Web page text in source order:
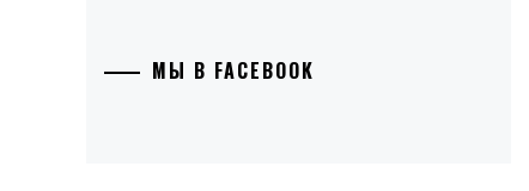
МЫ В FACEBOOK